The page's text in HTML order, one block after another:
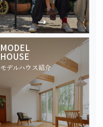
MODEL
HOUSE
モデルハウス紹介